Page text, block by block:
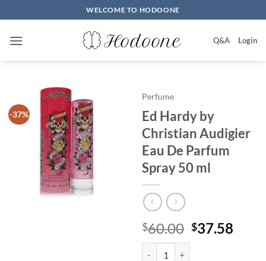
to
content
WELCOME TO HODOONE
Q&A Login
-37%
Perfume
Ed Hardy by
Christian Audigier
Eau De Parfum
Spray 50 ml
$60.00 원
$37.58